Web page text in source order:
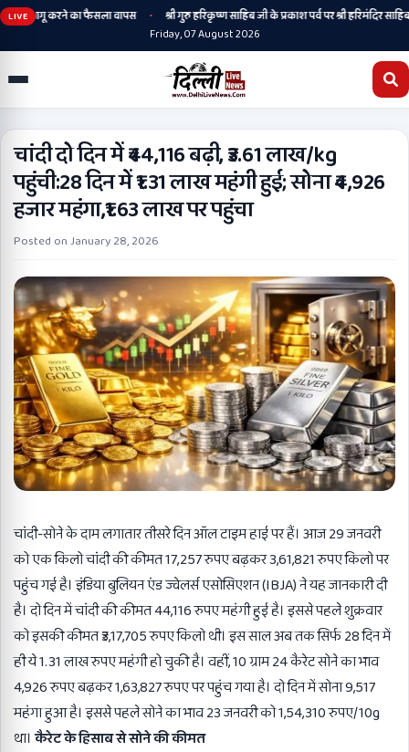
LIVE
लागू करने का फैसला वापस •
श्री गुरु हरिकृष्ण साहिब जी के प्रकाश पर्व पर श्री हरिमंदिर साहिब
Friday, 07 August 2026
चांदी दो दिन में ₹44,116 बढ़ी, ₹3.61 लाख/kg
पहुंची:28 दिन में ₹1.31 लाख महंगी हुई; सोना ₹4,926
हजार महंगा,₹1.63 लाख पर पहुंचा
Posted onJanuary 28, 2026
चांदी-सोने के दाम लगातार तीसरे दिन ऑल टाइम हाई पर हैं। आज 29 जनवरी
को एक किलो चांदी की कीमत 17,257 रुपए बढ़कर 3,61,821 रुपए किलो पर
पहुंच गई है। इंडिया बुलियन एंड ज्वेलर्स एसोसिएशन (IBJA) ने यह जानकारी दी
है। दो दिन में चांदी की कीमत 44,116 रुपए महंगी हुई है। इससे पहले शुक्रवार
को इसकी कीमत ₹3,17,705 रुपए किलो थी। इस साल अब तक सिर्फ 28 दिन में
ही ये 1.31 लाख रुपए महंगी हो चुकी है। वहीं, 10 ग्राम 24 कैरेट सोने का भाव
4,926 रुपए बढ़कर 1,63,827 रुपए पर पहुंच गया है। दो दिन में सोना 9,517
महंगा हुआ है। इससे पहले सोने का भाव 23 जनवरी को 1,54,310 रुपए/10g
था।कैरेट के हिसाब से सोने की कीमत